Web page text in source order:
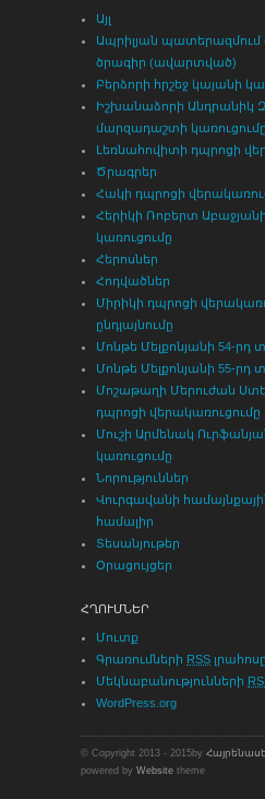
Այլ
Ապրիլյան պատերազմում
ծրագիր (ավարտված)
Բերձորի հրշեջ կայանի
Իշխանաձորի Անդրանիկ
մարզադաշտի կառուցումը
Լեռնահովիտի դպրոցի
Ծրագրեր
Հակի դպրոցի
Հերիկի Ռոբերտ
կառուցումը
Հերոսներ
Հոդվածներ
Միրիկի դպրոցի
ընդլայնումը
Մոնթե Մելքոնյանի 54-րդ
Մոնթե Մելքոնյանի 55-րդ
Մոշաթաղի Մերուժան
դպրոցի վերակառուցումը
Մուշի Արմենակ
կառուցումը
Նորություններ
Վուրգավանի
համալիր
Տեսանյութեր
Օրացույցեր
ՀՂՈՒՄՆԵՐ
Մուտք
Գրառումների RSS լրահոսը
Մեկնաբանությունների
WordPress.org
© Copyright 2013 - 2015by
powered by Website theme